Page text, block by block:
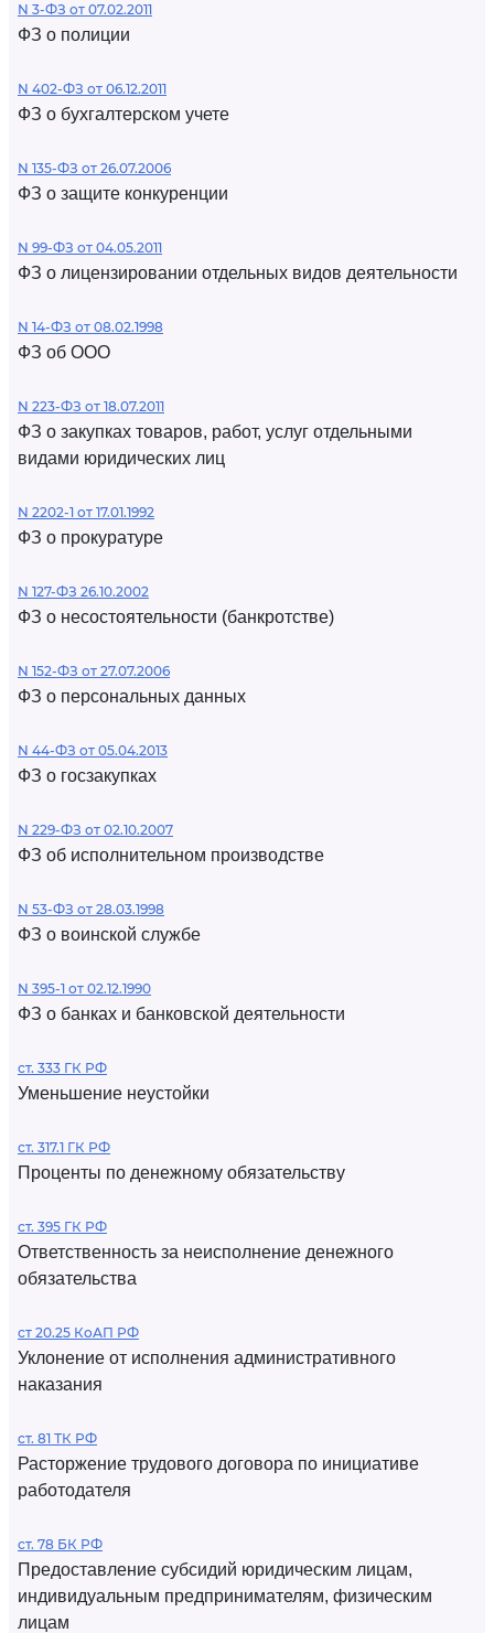
N 3-ФЗ от 07.02.2011
ФЗ о полиции
N 402-ФЗ от 06.12.2011
ФЗ о бухгалтерском учете
N 135-ФЗ от 26.07.2006
ФЗ о защите конкуренции
N 99-ФЗ от 04.05.2011
ФЗ о лицензировании отдельных видов деятельности
N 14-ФЗ от 08.02.1998
ФЗ об ООО
N 223-ФЗ от 18.07.2011
ФЗ о закупках товаров, работ, услуг отдельными
видами юридических лиц
N 2202-1 от 17.01.1992
ФЗ о прокуратуре
N 127-ФЗ 26.10.2002
ФЗ о несостоятельности (банкротстве)
N 152-ФЗ от 27.07.2006
ФЗ о персональных данных
N 44-ФЗ от 05.04.2013
ФЗ о госзакупках
N 229-ФЗ от 02.10.2007
ФЗ об исполнительном производстве
N 53-ФЗ от 28.03.1998
ФЗ о воинской службе
N 395-1 от 02.12.1990
ФЗ о банках и банковской деятельности
ст. 333 ГК РФ
Уменьшение неустойки
ст. 317.1 ГК РФ
Проценты по денежному обязательству
ст. 395 ГК РФ
Ответственность за неисполнение денежного
обязательства
ст 20.25 КоАП РФ
Уклонение от исполнения административного
наказания
ст. 81 ТК РФ
Расторжение трудового договора по инициативе
работодателя
ст. 78 БК РФ
Предоставление субсидий юридическим лицам,
индивидуальным предпринимателям, физическим
лицам